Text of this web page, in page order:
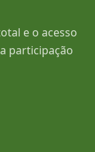
e o acesso
participação